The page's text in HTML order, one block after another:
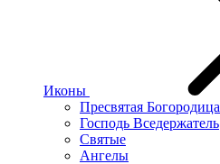
Иконы
Пресвятая Богородица
Господь Вседержатель
Святые
Ангелы